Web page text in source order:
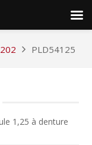
PLD54125
1,25 à denture